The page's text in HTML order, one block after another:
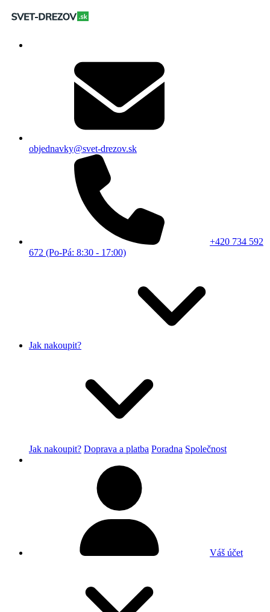
objednavky@svet-drezov.sk
+420 734 592
672 (Po-Pá: 8:30 - 17:00)
Jak nakoupit?
Jak nakoupit? Doprava a platba Poradna Společnost
Váš účet